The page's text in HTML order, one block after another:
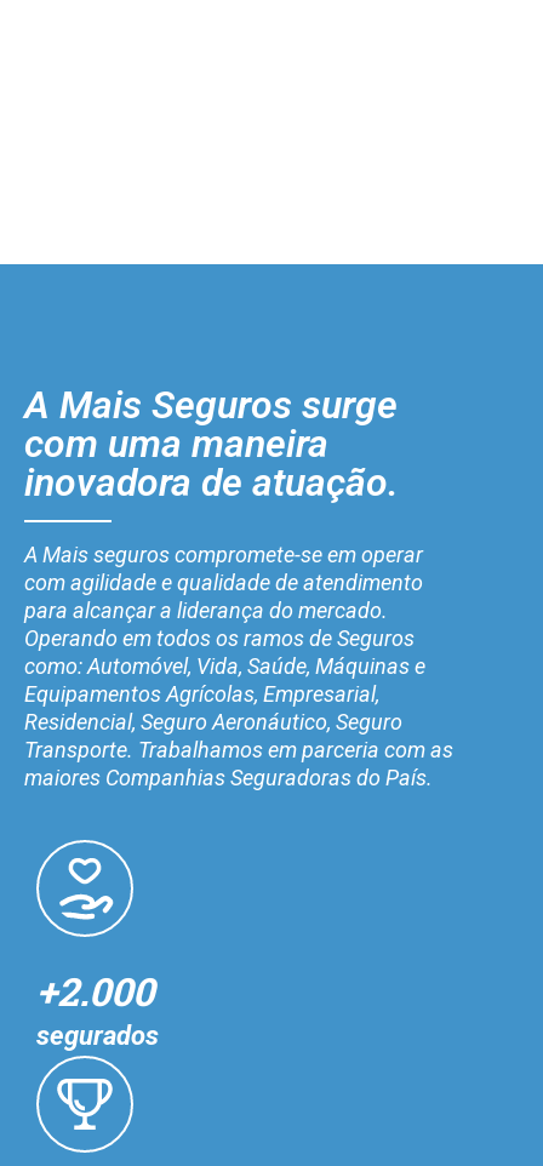
A Mais Seguros surge
com uma maneira
inovadora de atuação.
A Mais seguros compromete-se em operar
com agilidade e qualidade de atendimento
para alcançar a liderança do mercado.
Operando em todos os ramos de Seguros
como: Automóvel, Vida, Saúde, Máquinas e
Equipamentos Agrícolas, Empresarial,
Residencial, Seguro Aeronáutico, Seguro
Transporte. Trabalhamos em parceria com as
maiores Companhias Seguradoras do País.
+2.000
segurados